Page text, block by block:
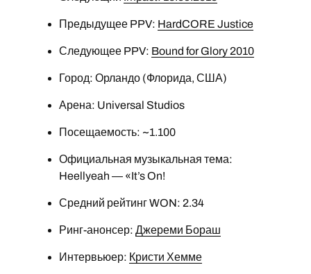
Предыдущее PPV: HardCORE Justice
Следующее PPV: Bound for Glory 2010
Город: Орландо (Флорида, США)
Арена: Universal Studios
Посещаемость: ~1.100
Официальная музыкальная тема:
Heellyeah — «It’s On!
Средний рейтинг WON: 2.34
Ринг-анонсер: Джереми Бораш
Интервьюер: Кристи Хемме